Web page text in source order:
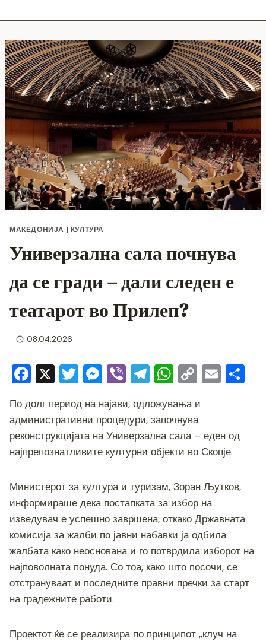
МАКЕДОНИЈА | КУЛТУРА
Универзална сала почнува
да се гради – дали следен е
театарот во Прилеп?
08.04.2026
F
c
e
b
o
k
X T
tt
er
M
ss
e
n
er
Vi
er
T
e
gr
a
W
at
s
A
p
C
p
y
Li
k
E
l
По долг период на најави, одложувања и
административни процедури, започнува
реконструкцијата на Универзална сала – еден од
најпрепознатливите културни објекти во Скопје.
Министерот за култура и туризам, Зоран Љутков,
информираше дека постапката за избор на
изведувач е успешно завршена, откако Државната
комисија за жалби по јавни набавки ја одбила
жалбата како неоснована и го потврдила изборот на
најповолната понуда. Со тоа, како што посочи, се
отстрануваат и последните правни пречки за старт
на градежните работи.
Проектот ќе се реализира по принципот „клуч на